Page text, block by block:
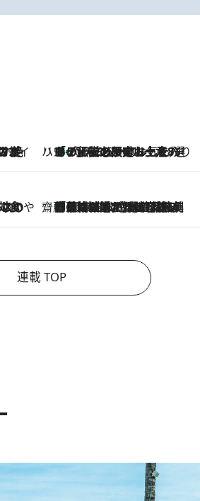
ワイ ハワイ賢者 リサのお気に入りリスト2026.8.6
あの伝説の限定トートも！ リニューアルした「ディーン＆デルーカ ハワイ」で必須のお土産8選
齋藤 薫 美容脳ルネサンス
2026.8.6
「荷物が増えるほど旅ストレスは増す」美容ジャーナリストがたどり着いた最終結論。“化粧品を劇的に減らす”感動の凝縮美容とは
連載 TOP